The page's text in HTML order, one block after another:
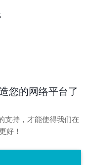
您的网络平台了
支持，才能使得我们在
好！